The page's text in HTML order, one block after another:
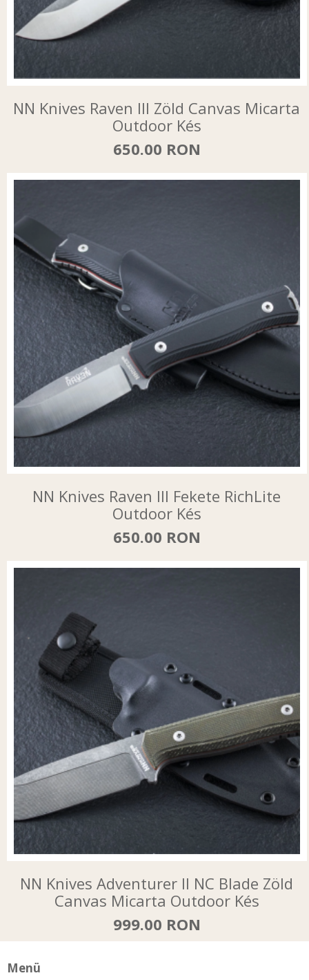
NN Knives Raven III Zöld Canvas Micarta
Outdoor Kés
650.00 RON
NN Knives Raven III Fekete RichLite
Outdoor Kés
650.00 RON
NN Knives Adventurer II NC Blade Zöld
Canvas Micarta Outdoor Kés
999.00 RON
Menü